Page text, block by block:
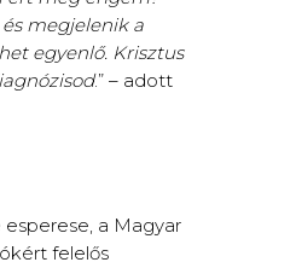
megjelenik a
egyenlő. Krisztus
.” – adott
a Magyar
felelős